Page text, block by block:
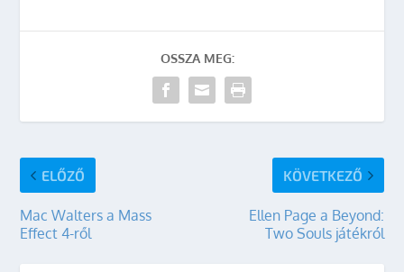
OSSZA MEG:
ELŐZŐ
Mac Walters a Mass
Effect 4-ről
KÖVETKEZŐ
Ellen Page a Beyond:
Two Souls játékról